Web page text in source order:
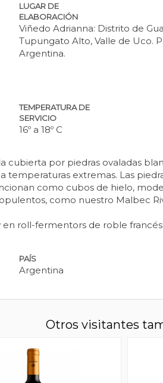
LUGAR DE
ELABORACIÓN
Viñedo Adrianna: Distrito de
Tupungato Alto, Valle de Uco.
Argentina.
TEMPERATURA DE
SERVICIO
16º a 18º C
por piedras ovaladas
temperaturas extremas. Las
como cubos de hielo,
como nuestro Malbec
roll-fermentors de roble francés
PAÍS
Argentina
Otros visitantes